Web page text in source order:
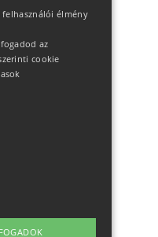
élmény
az
cookie